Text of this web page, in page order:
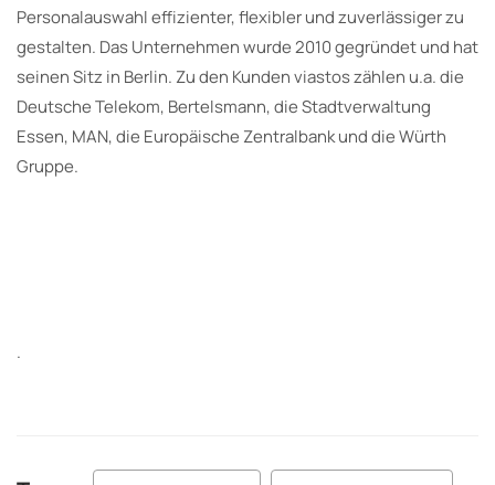
Personalauswahl effizienter, flexibler und zuverlässiger zu
gestalten. Das Unternehmen wurde 2010 gegründet und hat
seinen Sitz in Berlin. Zu den Kunden viastos zählen u.a. die
Deutsche Telekom, Bertelsmann, die Stadtverwaltung
Essen, MAN, die Europäische Zentralbank und die Würth
Gruppe.
.